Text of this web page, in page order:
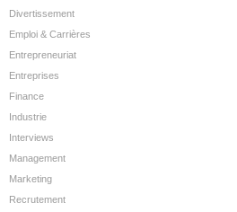
Divertissement
Emploi & Carrières
Entrepreneuriat
Entreprises
Finance
Industrie
Interviews
Management
Marketing
Recrutement